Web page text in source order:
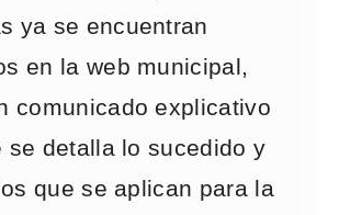
ya se encuentran
en la web municipal,
comunicado explicativo
se detalla lo sucedido y
que se aplican para la